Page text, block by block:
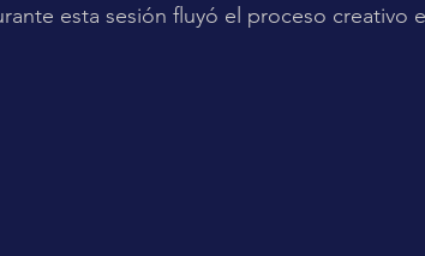
esta sesión fluyó el proceso creativo